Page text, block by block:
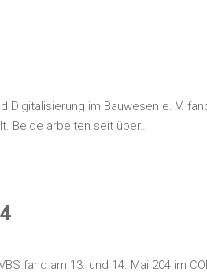
im Bau­we­sen e. V.
Bei­de arbei­ten seit über…
fand am 13. und 14. Mai 204 im